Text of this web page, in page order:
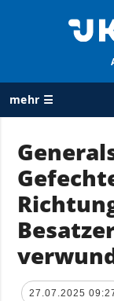
mehr ☰
ALLE
RUBRIKEN
Krieg
Wiederaufbau
der Ukraine
Politik
27.07.2025